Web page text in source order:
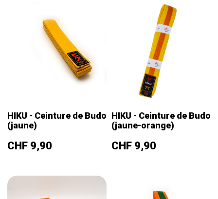
HIKU - Ceinture de Budo
(jaune)
Prix
CHF 9,90
HIKU - Ceinture de Budo
(jaune-orange)
Prix
CHF 9,90